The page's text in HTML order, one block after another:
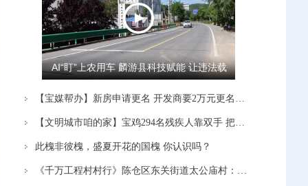
AI“盯”上农用车 麟游县科技赋能 让违法载
人“驶”不得
【宝媒帮办】新房申请更名 开发商要2万元更名费 多方沟通协调后 开发商：停止办理！
【文明城市咱的家】宝鸡294名残疾人靠双手 把日子越过越有奔头
此槐非彼槐，盛夏开花的国槐 你认识吗？
《千万工程村村行》陈仓区东关街道太公庙村：党建引领赋能产业 蹚出富民新路径